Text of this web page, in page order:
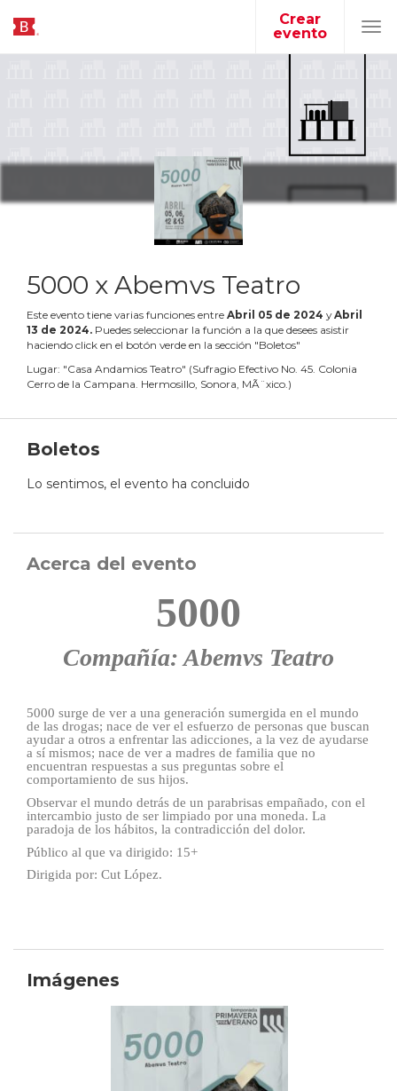
Crear
evento
5000 x Abemvs Teatro
Este evento tiene varias funciones entre Abril 05 de 2024 yAbril
13 de 2024. Puedes seleccionar la función a la que desees asistir
haciendo click en el botón verde en la sección "Boletos"
Lugar: "Casa Andamios Teatro" (Sufragio Efectivo No. 45. Colonia
Cerro de la Campana. Hermosillo, Sonora, MÃ¨xico.)
Boletos
Lo sentimos, el evento ha concluido
Acerca del evento
5000
Compañía: Abemvs Teatro
5000 surge de ver a una generación sumergida en el mundo
de las drogas; nace de ver el esfuerzo de personas que buscan
ayudar a otros a enfrentar las adicciones, a la vez de ayudarse
a sí mismos; nace de ver a madres de familia que no
encuentran respuestas a sus preguntas sobre el
comportamiento de sus hijos.
Observar el mundo detrás de un parabrisas empañado, con el
intercambio justo de ser limpiado por una moneda. La
paradoja de los hábitos, la contradicción del dolor.
Público al que va dirigido: 15+
Dirigida por: Cut López.
Imágenes